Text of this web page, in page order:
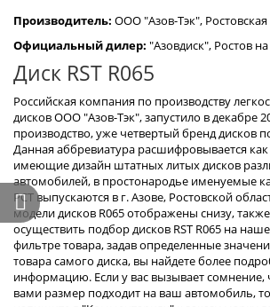
Производитель: OOO "Азов-Тэк",
Официальный дилер: "Азовдиск", Ростов
Диск RST R065
Российская компания по производству
дисков ООО "Азов-Тэк", запустило в декабре
производство, уже четвертый бренд дисков
Данная аббревиатура расшифровывается как
имеющие дизайн штатных литых дисков
автомобилей, в простонародье именуемые
РСТ выпускаются в г. Азове, Ростовской
модели дисков R065 отображены снизу,
осуществить подбор дисков RST R065 на
фильтре товара, задав определенные
товара самого диска, вы найдете более
информацию. Если у вас вызывает
вами размер подходит на ваш автомобиль,